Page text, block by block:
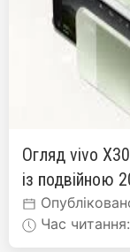
Огляд vivo
із подвійною
Час